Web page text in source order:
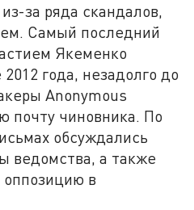
за ряда скандалов,
Самый последний
Якеменко
года, незадолго до
Anonymous
почту чиновника. По
обсуждались
ведомства, а также
оппозицию в